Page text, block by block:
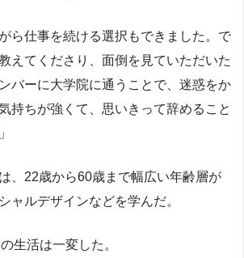
ら仕事を続ける選択もできました。で
えてくださり、面倒を見ていただいた
バーに大学院に通うことで、迷惑をか
持ちが強くて、思いきって辞めること
、22歳から60歳まで幅広い年齢層が
ャルデザインなどを学んだ。
生活は一変した。